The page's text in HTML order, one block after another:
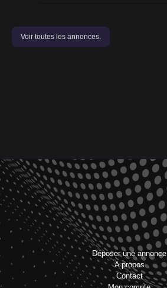
Voir toutes les annonces.
Déposer une annonce
A propos
Contact